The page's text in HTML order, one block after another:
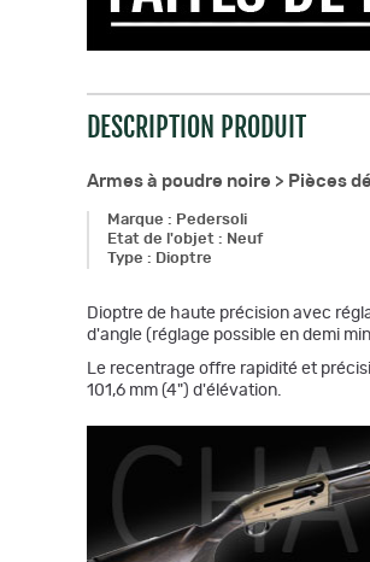
DESCRIPTION PRODUIT
Armes à poudre noire > Pièces
Marque : Pedersoli
Etat de l'objet : Neuf
Type : Dioptre
Dioptre de haute précision avec
d'angle (réglage possible en demi
Le recentrage offre rapidité et
101,6 mm (4") d'élévation.